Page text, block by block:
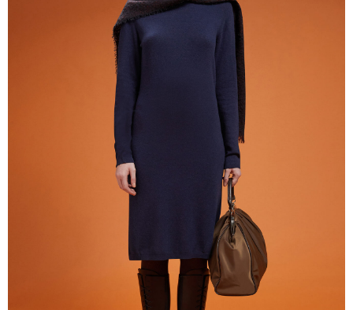
Sign up now
10% DISCOUNT
and
SHIPPING!
Stay up to date on Exclusive Promotions and the
S'INSCRIRE
J'ai lu la notice d'information et je déclare avoir
compris et accepté le contenu et les conditions de
Politique de confidentialité